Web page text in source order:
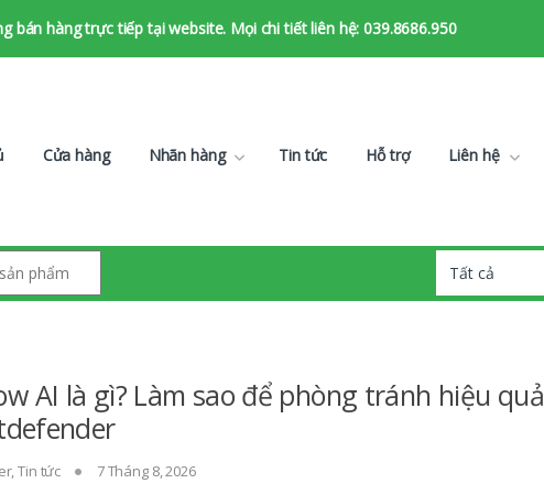
hàng trực tiếp tại website. Mọi chi tiết liên hệ: 039.8686.950
Cửa hàng Nhãn hàng Tin tức Hỗ trợ Liên hệ
AI là gì? Làm sao để phòng tránh hiệu quả
,Tin tức 7 Tháng 8, 2026